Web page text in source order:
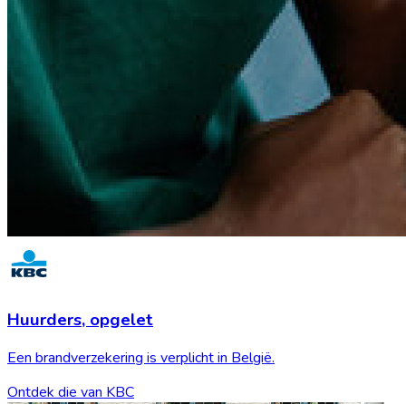
Huurders, opgelet
Een brandverzekering is verplicht in België.
Ontdek die van KBC